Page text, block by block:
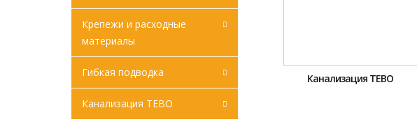
Крепежи и расходные
материалы
Гибкая подводка
Канализация ТЕВО
Канализация ТЕВО